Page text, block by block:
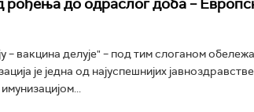
рођења до одраслог доба –
– вакцина делује" – под тим слоганом
је једна од најуспешнијих